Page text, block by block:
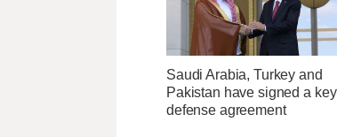
Saudi Arabia, Turkey and
Pakistan have signed a key
defense agreement